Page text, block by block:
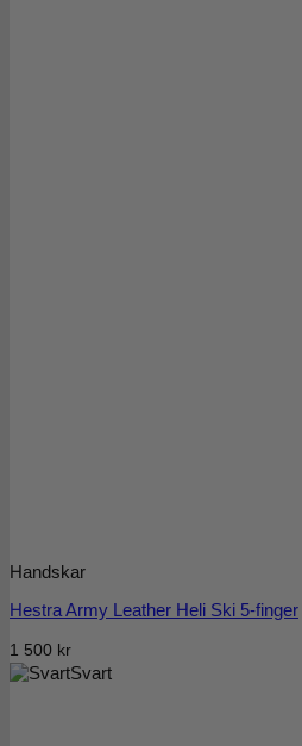
Svart
Handskar
Hestra Army Leather Heli Ski 5-finger
1 500 kr